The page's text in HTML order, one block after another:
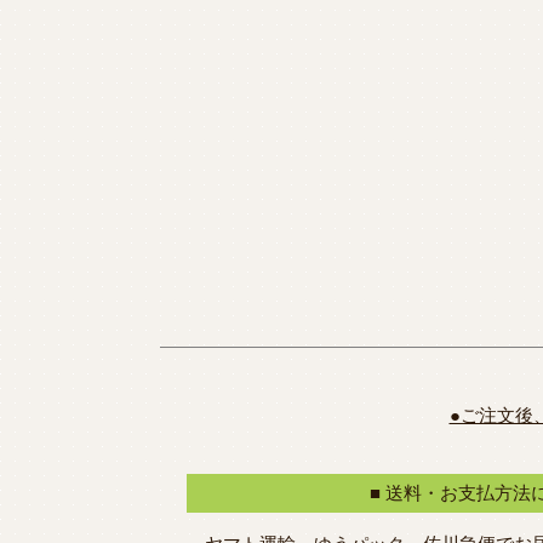
●ご注文後
■ 送料・お支払方法